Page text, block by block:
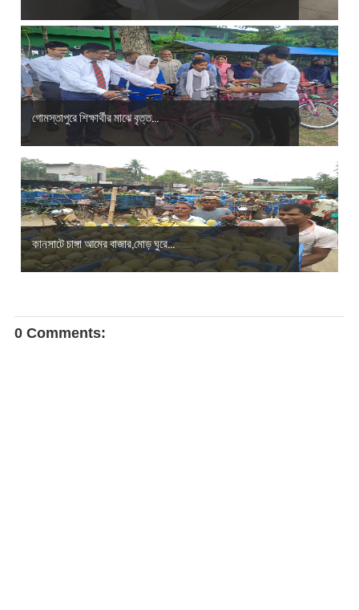
গোমস্তাপুরে শিক্ষার্থীর মাঝে বৃত্ত...
কানসাটে চাঙ্গা আমের বাজার,মোড় ঘুরে...
0 Comments: